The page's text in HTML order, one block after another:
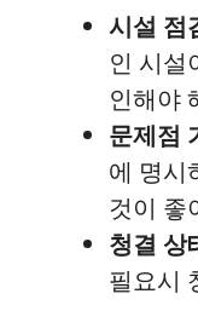
시설 점
인 시설
인해야
문제점
에 명시
것이 좋
청결 상
필요시